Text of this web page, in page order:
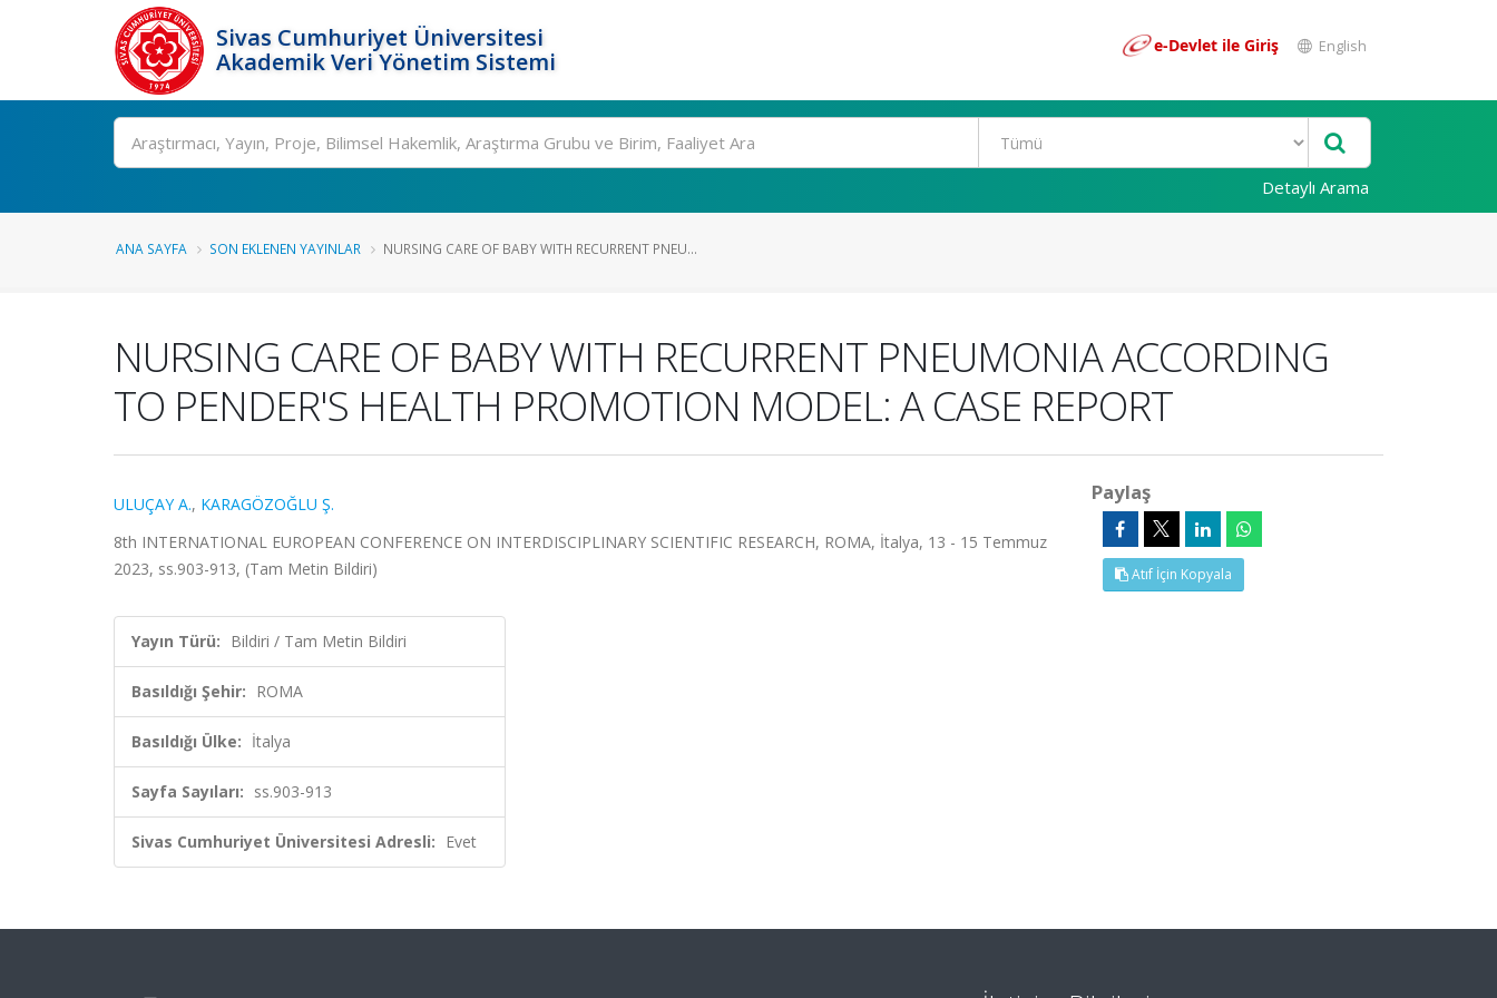
Sivas Cumhuriyet Üniversitesi
Akademik Veri Yönetim Sistemi
e-Devlet ile Giriş English
Ara
Detaylı Arama
ANA SAYFA SON EKLENEN YAYINLAR NURSING CARE OF BABY WITH RECURRENT PNEU...
NURSING CARE OF BABY WITH RECURRENT PNEUMONIA ACCORDING
TO PENDER'S HEALTH PROMOTION MODEL: A CASE REPORT
ULUÇAY A., KARAGÖZOĞLU Ş.
8th INTERNATIONAL EUROPEAN CONFERENCE ON INTERDISCIPLINARY SCIENTIFIC RESEARCH, ROMA, İtalya, 13 - 15 Temmuz
2023, ss.903-913, (Tam Metin Bildiri)
Yayın Türü: Bildiri / Tam Metin Bildiri
Basıldığı Şehir: ROMA
Basıldığı Ülke: İtalya
Sayfa Sayıları: ss.903-913
Sivas Cumhuriyet Üniversitesi Adresli: Evet
Paylaş
Atıf İçin Kopyala